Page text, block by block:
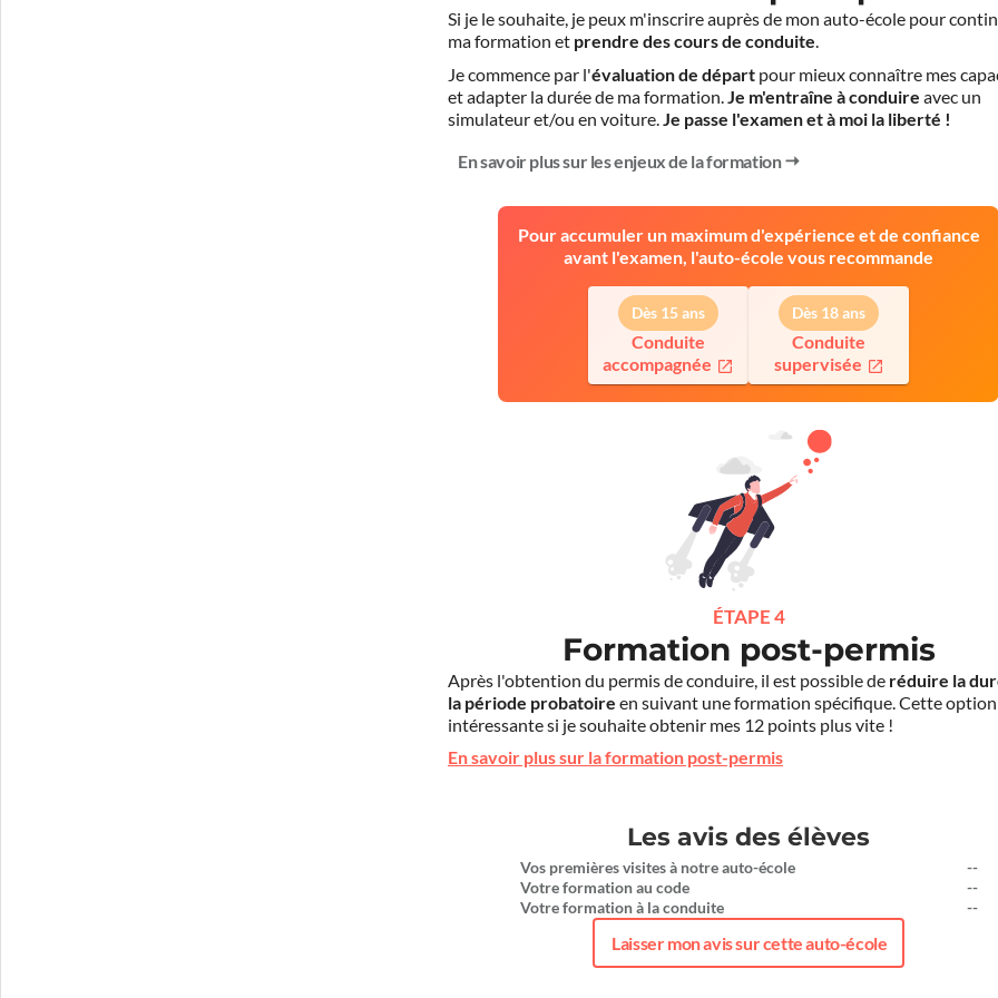
Si je le souhaite, je peux m'inscrire auprès de mon auto-école pour
ma formation et prendre des cours de conduite.
Je commence par l'évaluation de départ pour mieux connaître mes
et adapter la durée de ma formation.Je m'entraîne à conduire avec un
simulateur et/ou en voiture.Je passe l'examen et à moi la liberté !
En savoir plus sur les enjeux de la formation
Pour accumuler un maximum d'expérience et de confiance
avant l'examen, l'auto-école vous recommande
Dès 15 ans
Conduite
accompagnée
Dès 18 ans
Conduite
supervisée
ÉTAPE 4
Formation post-permis
Après l'obtention du permis de conduire, il est possible de réduire la
la période probatoire en suivant une formation spécifique. Cette
intéressante si je souhaite obtenir mes 12 points plus vite !
En savoir plus sur la formation post-permis
Les avis des élèves
Vos premières visites à notre auto-école
Votre formation au code
Votre formation à la conduite
--
--
--
Laisser mon avis sur cette auto-école